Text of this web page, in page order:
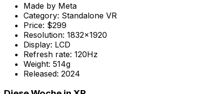
Made by Meta
Category: Standalone VR
Price: $299
Resolution: 1832x1920
Display: LCD
Refresh rate: 120Hz
Weight: 514g
Released: 2024